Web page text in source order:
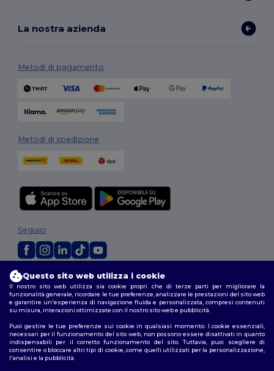
La nostra azienda
Metodi di pagamento
Metodi di spedizione
2026. Tutti i diritti riservati
Termini e Condizioni|Politica di personalizzazione|Informativa sulla
privacy|Politica sui cookie|Site Map
Seguici
Questo sito web utilizza i cookie
Il nostro sito web utilizza sia cookie propri che di terze parti per migliorare la
funzionalità generale, ricordare le tue preferenze, analizzare le prestazioni del sito web
e garantire un'esperienza di navigazione fluida e personalizzata, compresi contenuti
su misura, interazioni ottimizzate con il nostro sito web e pubblicità.
Puoi gestire le tue preferenze sui cookie in qualsiasi momento. I cookie essenziali,
necessari per il funzionamento del sito web, non possono essere disattivati in quanto
indispensabili per il corretto funzionamento del sito. Tuttavia, puoi scegliere di
consentire o bloccare altri tipi di cookie, come quelli utilizzati per la personalizzazione,
l'analisi e la pubblicità.